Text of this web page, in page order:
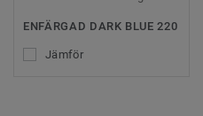
ENFÄRGAD DARK BLUE 220
Jämför